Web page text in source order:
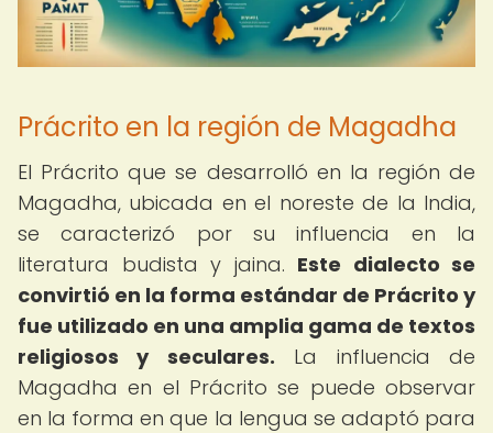
Prácrito en la región de Magadha
El Prácrito que se desarrolló en la región de
Magadha, ubicada en el noreste de la India,
se caracterizó por su influencia en la
literatura budista y jaina. Este dialecto se
convirtió en la forma estándar de Prácrito y
fue utilizado en una amplia gama de textos
religiosos y seculares. La influencia de
Magadha en el Prácrito se puede observar
en la forma en que la lengua se adaptó para